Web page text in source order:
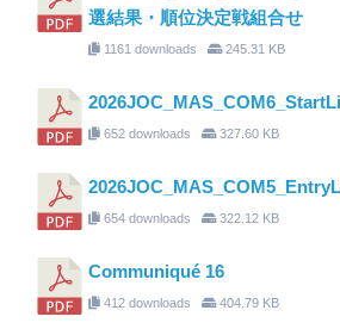
選結果・順位決定戦組合せ
1161 downloads 245.31 KB
652 downloads 327.60 KB
654 downloads 322.12 KB
Communiqué 16
412 downloads 404.79 KB